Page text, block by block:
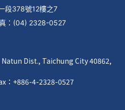
段378號12樓之7
： (04) 2328-0527
Natun Dist., Taichung City 40862,
：+886-4-2328-0527